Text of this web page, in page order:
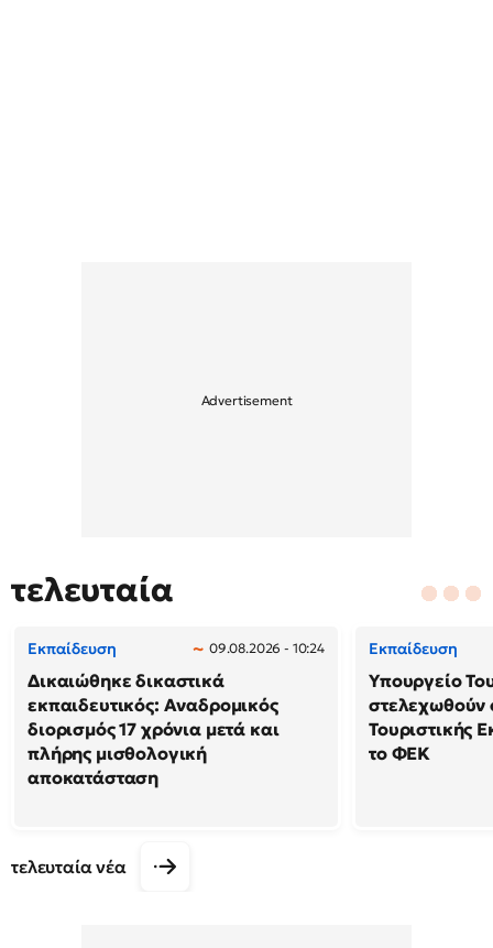
τελευταία
Εκπαίδευση 09.08.2026 - 10:24
Δικαιώθηκε δικαστικά
εκπαιδευτικός: Αναδρομικός
διορισμός 17 χρόνια μετά και
πλήρης μισθολογική
αποκατάσταση
Εκπαίδευση
Υπουργείο
στελεχωθούν
Τουριστικής
το ΦΕΚ
τελευταία νέα